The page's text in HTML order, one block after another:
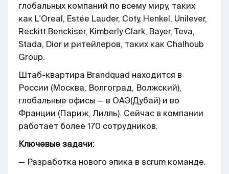
глобальных компаний по всему миру, таких
как L'Oreal, Estée Lauder, Coty, Henkel, Unilever,
Reckitt Benckiser, Kimberly Clark, Bayer, Teva,
Stada, Dior и ритейлеров, таких как Chalhoub
Group.
Штаб-квартира Brandquad находится в
России (Москва, Волгоград, Волжский),
глобальные офисы — в ОАЭ(Дубай) и во
Франции (Париж, Лилль). Сейчас в компании
работает более 170 сотрудников.
Ключевые задачи:
— Разработка нового эпика в scrum команде.